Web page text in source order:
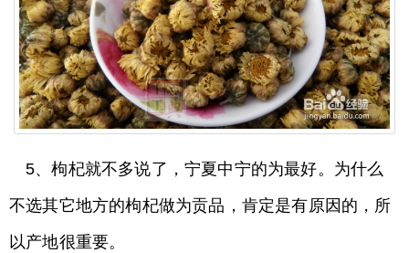
5、枸杞就不多说了，宁夏中宁的为最好。为什么
不选其它地方的枸杞做为贡品，肯定是有原因的，所
以产地很重要。